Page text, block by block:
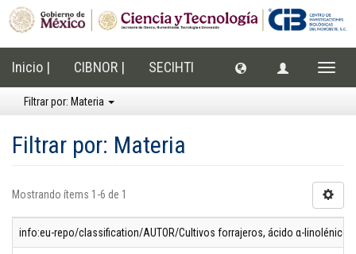
Inicio | CIBNOR | SECIHTI
Filtrar por: Materia
Filtrar por: Materia
Mostrando ítems 1-6 de 1
info:eu-repo/classification/AUTOR/Cultivos forrajeros, ácido α-linolénico,